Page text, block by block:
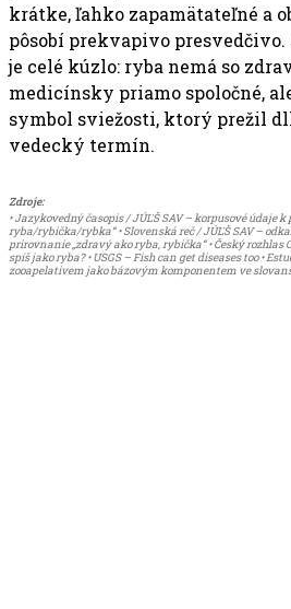
krátke, ľahko zapamätateľné a
pôsobí prekvapivo
je celé kúzlo: ryba nemá so
medicínsky priamo spoločné,
symbol sviežosti, ktorý prežil
vedecký termín.
Zdroje:
• Jazykovedný časopis / JÚĽŠ SAV – korpusové údaje
ryba/rybička/rybka“ • Slovenská reč / JÚĽŠ SAV –
prirovnanie „zdravý ako ryba, rybička“ • Český rozhlas
spíš jako ryba? • USGS – Fish can get diseases too •
zooapelativem jako bázovým komponentem ve